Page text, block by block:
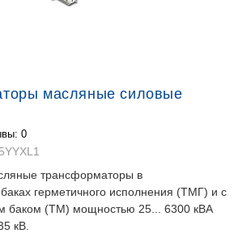
масляные силовые
0
трансформаторы в
герметичного исполнения (ТМГ) и с
баком (ТМ) мощностью 25... 6300 кВА
кВ.